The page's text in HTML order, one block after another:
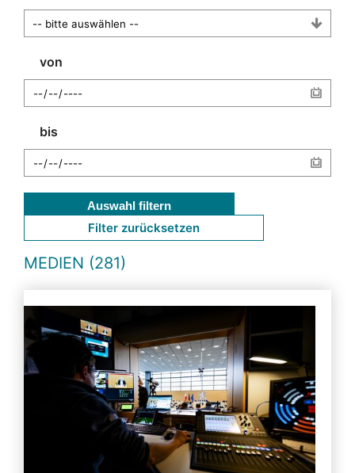
von
bis
Auswahl filtern
Filter zurücksetzen
MEDIEN (281)